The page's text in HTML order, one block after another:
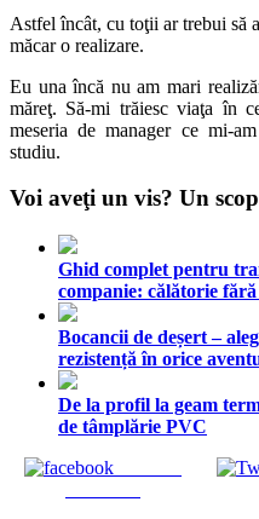
Astfel încât, cu toţii ar trebui să
măcar o realizare.
Eu una încă nu am mari
măreţ. Să-mi trăiesc viaţa în
meseria de manager ce mi-
studiu.
Voi aveţi un vis? Un
Ghid complet pentru
companie: călătorie
Bocancii de deșert –
rezistență în orice
De la profil la geam
de tâmplărie PVC